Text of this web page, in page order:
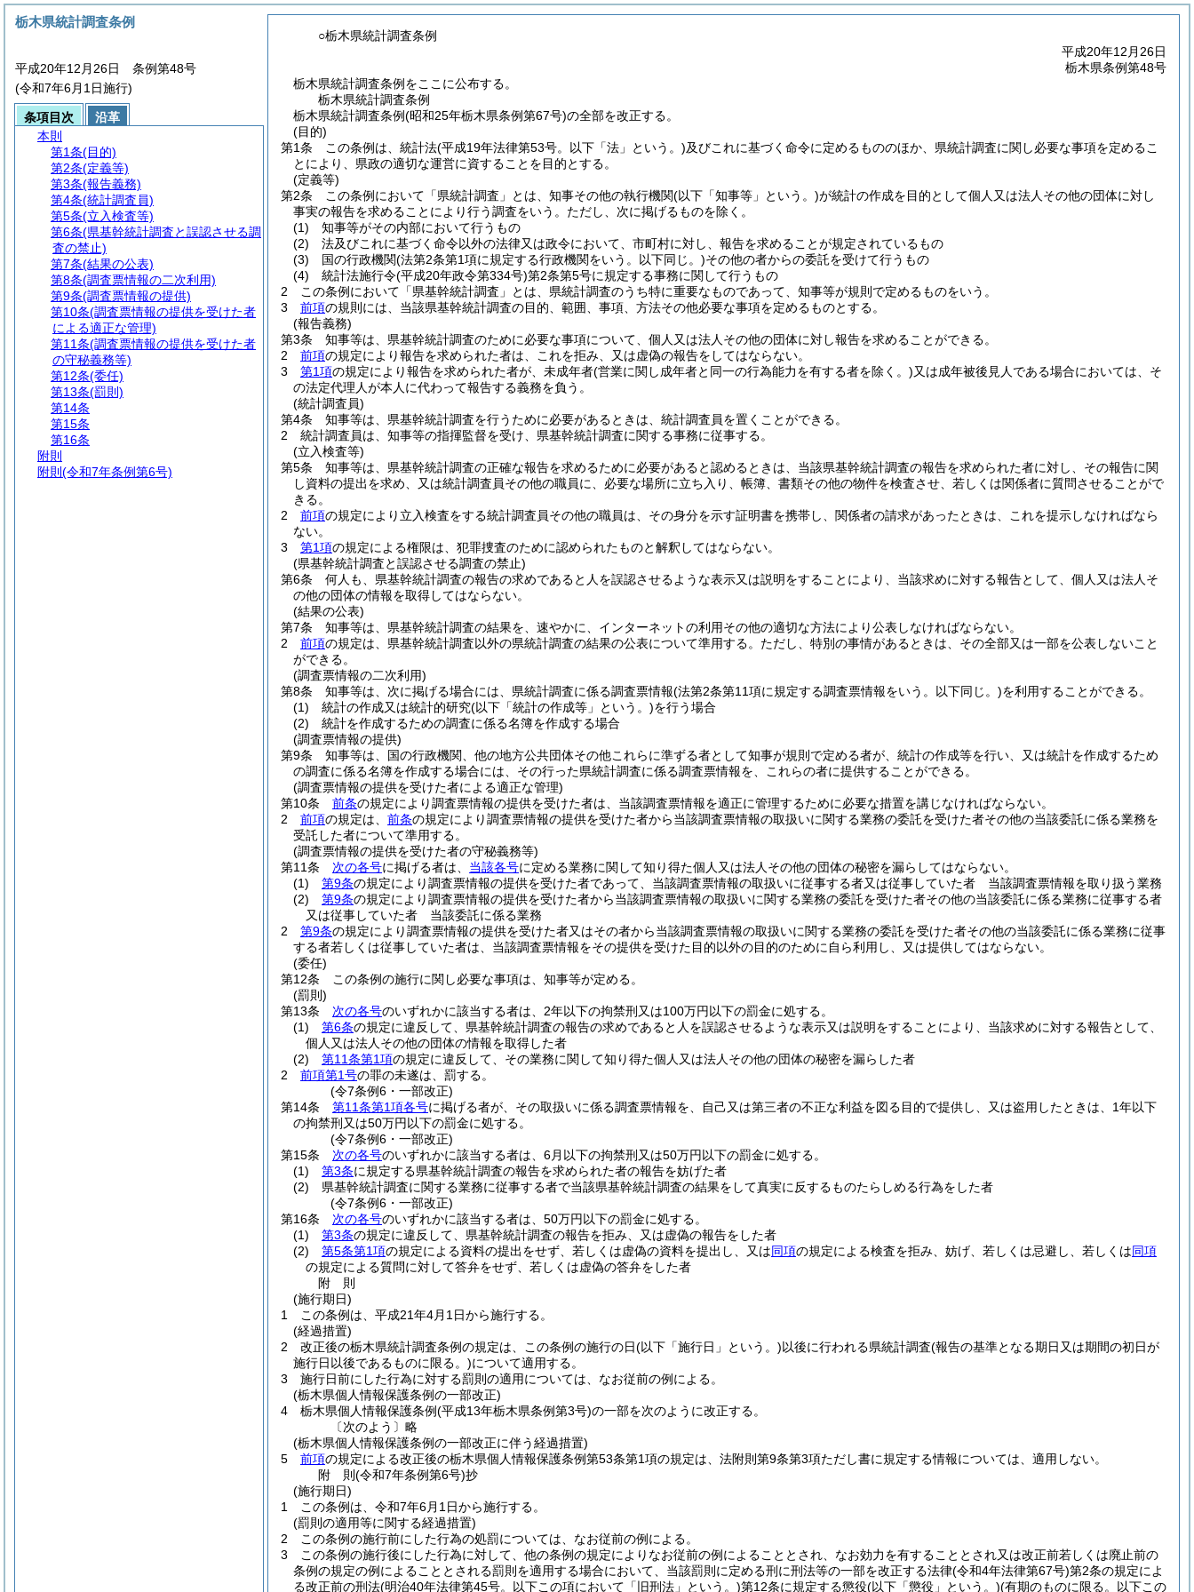
○栃木県統計調査条例
平成20年12月26日
栃木県条例第48号
栃木県統計調査条例をここに公布する。
栃木県統計調査条例
栃木県統計調査条例(昭和25年栃木県条例第67号)の全部を改正する。
(目的)
第1条
この条例は、統計法(平成19年法律第53号。以下「法」という。)及びこれに基づく命令に定めるもののほか、県統計調査に関し必要な事項を定めるこ
とにより、県政の適切な運営に資することを目的とする。
(定義等)
第2条
この条例において「県統計調査」とは、知事その他の執行機関(以下「知事等」という。)が統計の作成を目的として個人又は法人その他の団体に対し
事実の報告を求めることにより行う調査をいう。 ただし、次に掲げるものを除く。
(1)
知事等がその内部において行うもの
(2)
法及びこれに基づく命令以外の法律又は政令において、市町村に対し、報告を求めることが規定されているもの
(3)
国の行政機関(法第2条第1項に規定する行政機関をいう。以下同じ。)その他の者からの委託を受けて行うもの
(4)
統計法施行令(平成20年政令第334号)第2条第5号に規定する事務に関して行うもの
2
この条例において「県基幹統計調査」とは、県統計調査のうち特に重要なものであって、知事等が規則で定めるものをいう。
3
前項の規則には、当該県基幹統計調査の目的、範囲、事項、方法その他必要な事項を定めるものとする。
(報告義務)
第3条
知事等は、県基幹統計調査のために必要な事項について、個人又は法人その他の団体に対し報告を求めることができる。
2
前項の規定により報告を求められた者は、これを拒み、又は虚偽の報告をしてはならない。
3
第1項の規定により報告を求められた者が、未成年者(営業に関し成年者と同一の行為能力を有する者を除く。)又は成年被後見人である場合においては、そ
の法定代理人が本人に代わって報告する義務を負う。
(統計調査員)
第4条
知事等は、県基幹統計調査を行うために必要があるときは、統計調査員を置くことができる。
2
統計調査員は、知事等の指揮監督を受け、県基幹統計調査に関する事務に従事する。
(立入検査等)
第5条
知事等は、県基幹統計調査の正確な報告を求めるために必要があると認めるときは、当該県基幹統計調査の報告を求められた者に対し、その報告に関
し資料の提出を求め、又は統計調査員その他の職員に、必要な場所に立ち入り、帳簿、書類その他の物件を検査させ、若しくは関係者に質問させることがで
きる。
2
前項の規定により立入検査をする統計調査員その他の職員は、その身分を示す証明書を携帯し、関係者の請求があったときは、これを提示しなければなら
ない。
3
第1項の規定による権限は、犯罪捜査のために認められたものと解釈してはならない。
(県基幹統計調査と誤認させる調査の禁止)
第6条
何人も、県基幹統計調査の報告の求めであると人を誤認させるような表示又は説明をすることにより、当該求めに対する報告として、個人又は法人そ
の他の団体の情報を取得してはならない。
(結果の公表)
第7条
知事等は、県基幹統計調査の結果を、速やかに、インターネットの利用その他の適切な方法により公表しなければならない。
2
前項の規定は、県基幹統計調査以外の県統計調査の結果の公表について準用する。 ただし、特別の事情があるときは、その全部又は一部を公表しないこと
ができる。
(調査票情報の二次利用)
第8条
知事等は、次に掲げる場合には、県統計調査に係る調査票情報(法第2条第11項に規定する調査票情報をいう。以下同じ。)を利用することができる。
(1)
統計の作成又は統計的研究(以下「統計の作成等」という。)を行う場合
(2)
統計を作成するための調査に係る名簿を作成する場合
(調査票情報の提供)
第9条
知事等は、国の行政機関、他の地方公共団体その他これらに準ずる者として知事が規則で定める者が、統計の作成等を行い、又は統計を作成するため
の調査に係る名簿を作成する場合には、その行った県統計調査に係る調査票情報を、これらの者に提供することができる。
(調査票情報の提供を受けた者による適正な管理)
第10条
前条の規定により調査票情報の提供を受けた者は、当該調査票情報を適正に管理するために必要な措置を講じなければならない。
2
前項の規定は、 前条の規定により調査票情報の提供を受けた者から当該調査票情報の取扱いに関する業務の委託を受けた者その他の当該委託に係る業務を
受託した者について準用する。
(調査票情報の提供を受けた者の守秘義務等)
第11条
次の各号に掲げる者は、 当該各号に定める業務に関して知り得た個人又は法人その他の団体の秘密を漏らしてはならない。
(1)
第9条の規定により調査票情報の提供を受けた者であって、当該調査票情報の取扱いに従事する者又は従事していた者 当該調査票情報を取り扱う業務
(2)
第9条の規定により調査票情報の提供を受けた者から当該調査票情報の取扱いに関する業務の委託を受けた者その他の当該委託に係る業務に従事する者
又は従事していた者 当該委託に係る業務
2
第9条の規定により調査票情報の提供を受けた者又はその者から当該調査票情報の取扱いに関する業務の委託を受けた者その他の当該委託に係る業務に従事
する者若しくは従事していた者は、当該調査票情報をその提供を受けた目的以外の目的のために自ら利用し、又は提供してはならない。
(委任)
第12条
この条例の施行に関し必要な事項は、知事等が定める。
(罰則)
第13条
次の各号のいずれかに該当する者は、2年以下の拘禁刑又は100万円以下の罰金に処する。
(1)
第6条の規定に違反して、県基幹統計調査の報告の求めであると人を誤認させるような表示又は説明をすることにより、当該求めに対する報告として、
個人又は法人その他の団体の情報を取得した者
(2)
第11条第1項の規定に違反して、その業務に関して知り得た個人又は法人その他の団体の秘密を漏らした者
2
前項第1号の罪の未遂は、罰する。
(令7条例6・一部改正)
第14条
第11条第1項各号に掲げる者が、その取扱いに係る調査票情報を、自己又は第三者の不正な利益を図る目的で提供し、又は盗用したときは、1年以下
の拘禁刑又は50万円以下の罰金に処する。
(令7条例6・一部改正)
第15条
次の各号のいずれかに該当する者は、6月以下の拘禁刑又は50万円以下の罰金に処する。
(1)
第3条に規定する県基幹統計調査の報告を求められた者の報告を妨げた者
(2)
県基幹統計調査に関する業務に従事する者で当該県基幹統計調査の結果をして真実に反するものたらしめる行為をした者
(令7条例6・一部改正)
第16条
次の各号のいずれかに該当する者は、50万円以下の罰金に処する。
(1)
第3条の規定に違反して、県基幹統計調査の報告を拒み、又は虚偽の報告をした者
(2)
第5条第1項の規定による資料の提出をせず、若しくは虚偽の資料を提出し、又は同項の規定による検査を拒み、妨げ、若しくは忌避し、若しくは同項
の規定による質問に対して答弁をせず、若しくは虚偽の答弁をした者
附 則
(施行期日)
1
この条例は、平成21年4月1日から施行する。
(経過措置)
2
改正後の栃木県統計調査条例の規定は、この条例の施行の日(以下「施行日」という。)以後に行われる県統計調査(報告の基準となる期日又は期間の初日が
施行日以後であるものに限る。)について適用する。
3
施行日前にした行為に対する罰則の適用については、なお従前の例による。
(栃木県個人情報保護条例の一部改正)
4
栃木県個人情報保護条例(平成13年栃木県条例第3号)の一部を次のように改正する。
〔次のよう〕略
(栃木県個人情報保護条例の一部改正に伴う経過措置)
5
前項の規定による改正後の栃木県個人情報保護条例第53条第1項の規定は、法附則第9条第3項ただし書に規定する情報については、適用しない。
附 則(令和7年条例第6号)抄
(施行期日)
1
この条例は、令和7年6月1日から施行する。
(罰則の適用等に関する経過措置)
2
この条例の施行前にした行為の処罰については、なお従前の例による。
3
この条例の施行後にした行為に対して、他の条例の規定によりなお従前の例によることとされ、なお効力を有することとされ又は改正前若しくは廃止前の
条例の規定の例によることとされる罰則を適用する場合において、当該罰則に定める刑に刑法等の一部を改正する法律(令和4年法律第67号)第2条の規定によ
る改正前の刑法(明治40年法律第45号。以下この項において「旧刑法」という。)第12条に規定する懲役(以下「懲役」という。)(有期のものに限る。以下この
栃木県統計調査条例
平成20年12月26日 条例第48号
(令和7年6月1日施行)
条項目次
沿革
本則
第1条(目的)
第2条(定義等)
第3条(報告義務)
第4条(統計調査員)
第5条(立入検査等)
第6条(県基幹統計調査と誤認させる調
査の禁止)
第7条(結果の公表)
第8条(調査票情報の二次利用)
第9条(調査票情報の提供)
第10条(調査票情報の提供を受けた者
による適正な管理)
第11条(調査票情報の提供を受けた者
の守秘義務等)
第12条(委任)
第13条(罰則)
第14条
第15条
第16条
附則
附則 (令和7年条例第6号)